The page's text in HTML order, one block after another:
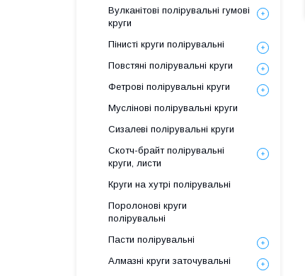
Вулканітові полірувальні гумові
круги
Пінисті круги полірувальні
Повстяні полірувальні круги
Фетрові полірувальні круги
Муслінові полірувальні круги
Сизалеві полірувальні круги
Скотч-брайт полірувальні
круги, листи
Круги на хутрі полірувальні
Поролонові круги
полірувальні
Пасти полірувальні
Алмазні круги заточувальні